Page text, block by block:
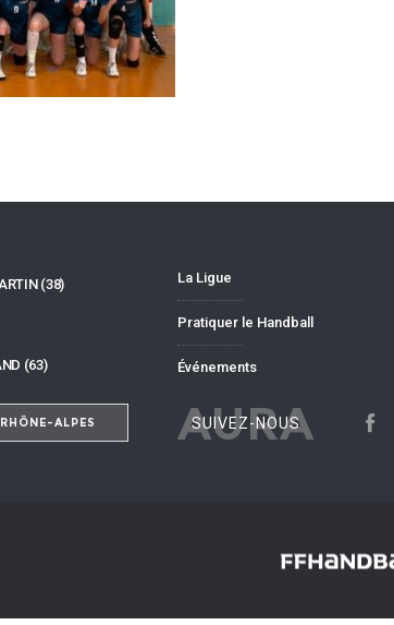
(38)
(63)
ALPES
La Ligue
Pratiquer le Handball
Événements
AURA
SUIVEZ-NOUS